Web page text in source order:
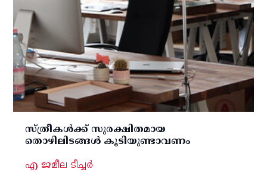
സ്ത്രീകള്‍ക്ക് സുരക്ഷിതമായ
തൊഴിലിടങ്ങള്‍ കൂടിയുണ്ടാവണം
എ ജമീല ടീച്ചര്‍